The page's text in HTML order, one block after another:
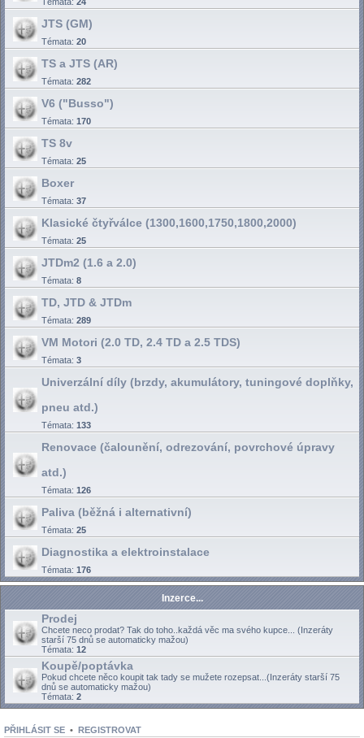
JTS (GM)
Témata: 20
TS a JTS (AR)
Témata: 282
V6 ("Busso")
Témata: 170
TS 8v
Témata: 25
Boxer
Témata: 37
Klasické čtyřválce (1300,1600,1750,1800,2000)
Témata: 25
JTDm2 (1.6 a 2.0)
Témata: 8
TD, JTD & JTDm
Témata: 289
VM Motori (2.0 TD, 2.4 TD a 2.5 TDS)
Témata: 3
Univerzální díly (brzdy, akumulátory, tuningové doplňky,
pneu atd.)
Témata: 133
Renovace (čalounění, odrezování, povrchové úpravy
atd.)
Témata: 126
Paliva (běžná i alternativní)
Témata: 25
Diagnostika a elektroinstalace
Témata: 176
Inzerce...
Prodej
Chcete neco prodat? Tak do toho..každá věc ma svého kupce... (Inzeráty
starší 75 dnů se automaticky mažou)
Témata: 12
Koupě/poptávka
Pokud chcete něco koupit tak tady se mužete rozepsat...(Inzeráty starší 75
dnů se automaticky mažou)
Témata: 2
PŘIHLÁSIT SE • REGISTROVAT